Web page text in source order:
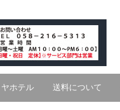
ヤホテル 送料について